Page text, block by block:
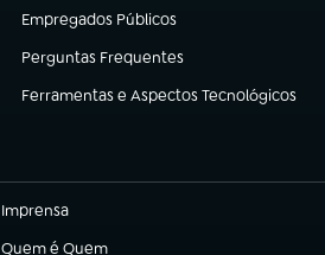
Empregados Públicos
(abre em nova aba)
Perguntas Frequentes
(abre em nova aba)
Ferramentas e Aspectos Tecnológicos
(abre em nova aba)
Imprensa
(abre em nova aba)
Quem é Quem